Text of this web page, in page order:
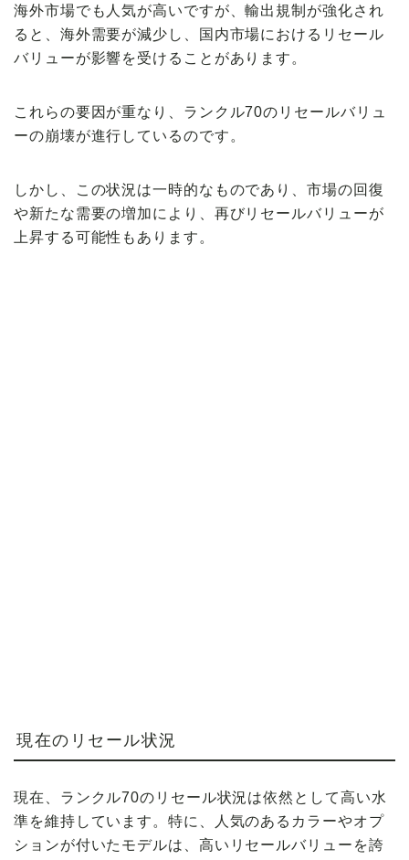
海外市場でも人気が高いですが、輸出規制が強化され
ると、海外需要が減少し、国内市場におけるリセール
バリューが影響を受けることがあります。
これらの要因が重なり、ランクル70のリセールバリュ
ーの崩壊が進行しているのです。
しかし、この状況は一時的なものであり、市場の回復
や新たな需要の増加により、再びリセールバリューが
上昇する可能性もあります。
現在のリセール状況
現在、ランクル70のリセール状況は依然として高い水
準を維持しています。特に、人気のあるカラーやオプ
ションが付いたモデルは、高いリセールバリューを誇